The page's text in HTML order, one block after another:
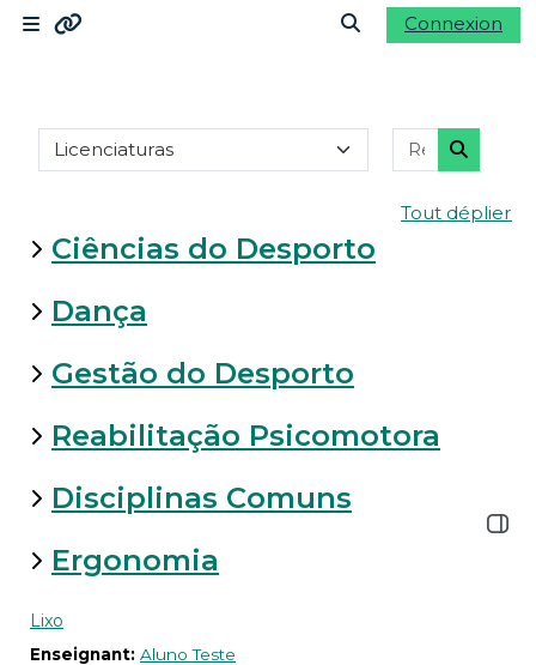
Passer au contenu principal
Panneau latéral
Moodle community
Connexion
Tout déplier
Ciências do Desporto
Dança
Gestão do Desporto
Reabilitação Psicomotora
Disciplinas Comuns
Ergonomia
Lixo
Enseignant: Aluno Teste